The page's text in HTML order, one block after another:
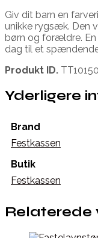
Giv dit barn en
unikke rygsæk. Den
børn og forældre.
dag til et
Produkt ID. TT10150
Yderligere
Brand
Festkassen
Butik
Festkassen
Relaterede